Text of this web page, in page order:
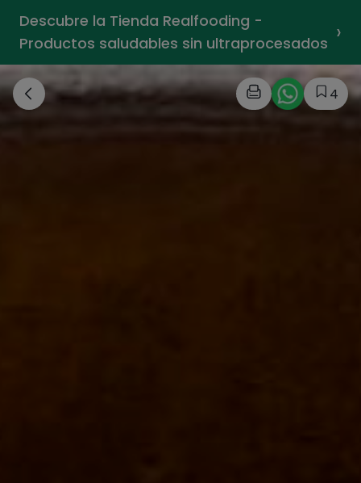
Descubre la Tienda Realfooding -
Productos saludables sin ultraprocesados ›
4